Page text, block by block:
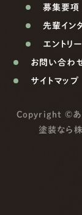
募集要項
先輩イン
エントリー
お問い合わ
サイトマップ
Copyright ©
塗装なら